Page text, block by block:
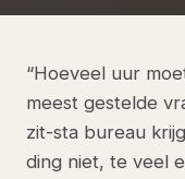
“Hoeveel uur
meest gestelde
zit-sta bureau
ding niet, te veel